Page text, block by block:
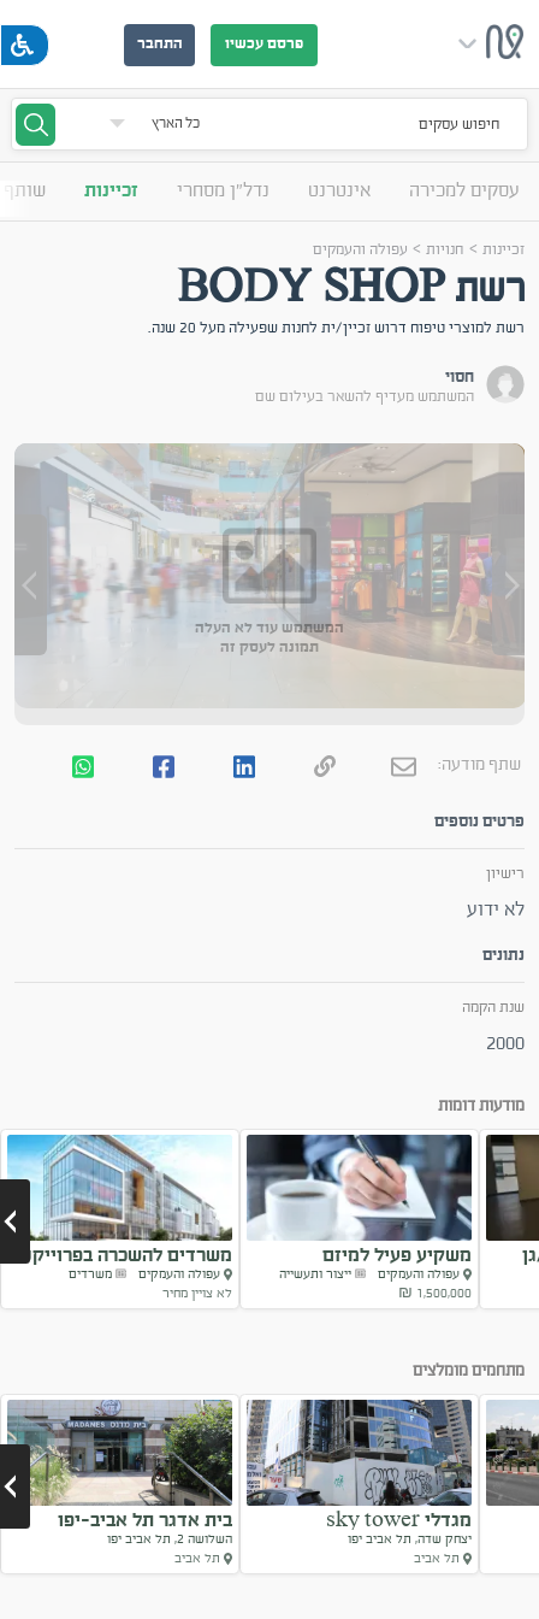
פרסם עכשיו התחבר
חיפוש עסקים
עסקים למכירה אינטרנט נדל"ן מסחרי זכיינות שותף
זכיינות> חנויות> עפולה והעמקים
רשת BODY SHOP
רשת למוצרי טיפוח דרוש זכיין/ית לחנות שפעילה מעל 20 שנה.
חסוי
המשתמש מעדיף להשאר בעילום שם
המשתמש עוד לא העלה
תמונה לעסק זה
שתף מודעה:
פרטים נוספים
רישיון
לא ידוע
נתונים
שנת הקמה
2000
מודעות דומות
משקיע פעיל למיזם
עפולה והעמקים
ייצור ותעשייה
1,500,000 ₪
משרדים להשכרה בפרוייקט
היי-טק
עפולה והעמקים
משרדים
לא צויין מחיר
מתחמים מומלצים
מגדלי sky tower
יצחק שדה, תל אביב יפו
תל אביב
בית אדגר תל אביב-יפו
השלושה 2, תל אביב יפו
תל אביב